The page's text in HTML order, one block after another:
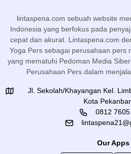
lintaspena.com sebuah website
Indonesia yang berfokus pada
cepat dan akurat. Lintaspena.com
Yoga Pers sebagai perusahaan pers
yang mematuhi Pedoman Media
Perusahaan Pers dalam
Jl. Sekolah/Khayangan Kel.
Kota
0812
Our Apps